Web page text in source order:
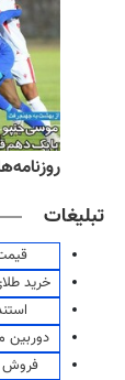
روزنامه‌های
تبلیغات
خرید
دوربین
فروش